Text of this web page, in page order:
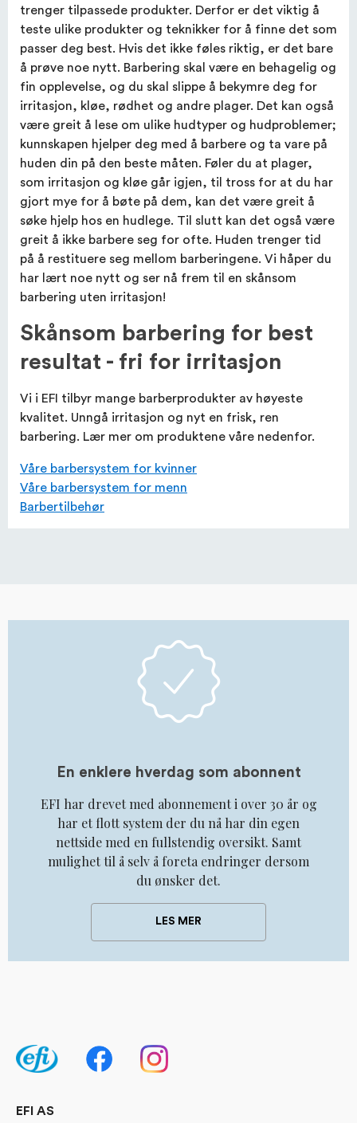
trenger tilpassede produkter. Derfor er det viktig å
teste ulike produkter og teknikker for å finne det som
passer deg best. Hvis det ikke føles riktig, er det bare
å prøve noe nytt. Barbering skal være en behagelig og
fin opplevelse, og du skal slippe å bekymre deg for
irritasjon, kløe, rødhet og andre plager. Det kan også
være greit å lese om ulike hudtyper og hudproblemer;
kunnskapen hjelper deg med å barbere og ta vare på
huden din på den beste måten. Føler du at plager,
som irritasjon og kløe går igjen, til tross for at du har
gjort mye for å bøte på dem, kan det være greit å
søke hjelp hos en hudlege. Til slutt kan det også være
greit å ikke barbere seg for ofte. Huden trenger tid
på å restituere seg mellom barberingene. Vi håper du
har lært noe nytt og ser nå frem til en skånsom
barbering uten irritasjon!
Skånsom barbering for best
resultat - fri for irritasjon
Vi i EFI tilbyr mange barberprodukter av høyeste
kvalitet. Unngå irritasjon og nyt en frisk, ren
barbering. Lær mer om produktene våre nedenfor.
Våre barbersystem for kvinner
Våre barbersystem for menn
Barbertilbehør
En enklere hverdag som abonnent
EFI har drevet med abonnement i over 30 år og
har et flott system der du nå har din egen
nettside med en fullstendig oversikt. Samt
mulighet til å selv å foreta endringer dersom
du ønsker det.
LES MER
EFI AS